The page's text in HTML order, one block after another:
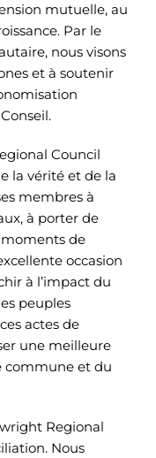
mutuelle, au
Par le
nous visons
et à soutenir
Council
la vérité et de la
membres à
à porter de
moments de
occasion
à l’impact du
peuples
actes de
une meilleure
commune et du
Regional
Nous